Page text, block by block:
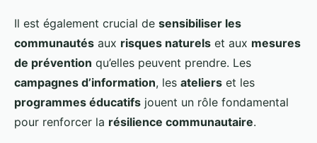
Il est également crucial de sensibiliser les
communautés aux risques naturels et aux mesures
de prévention qu’elles peuvent prendre. Les
campagnes d’information, les ateliers et les
programmes éducatifs jouent un rôle fondamental
pour renforcer la résilience communautaire.